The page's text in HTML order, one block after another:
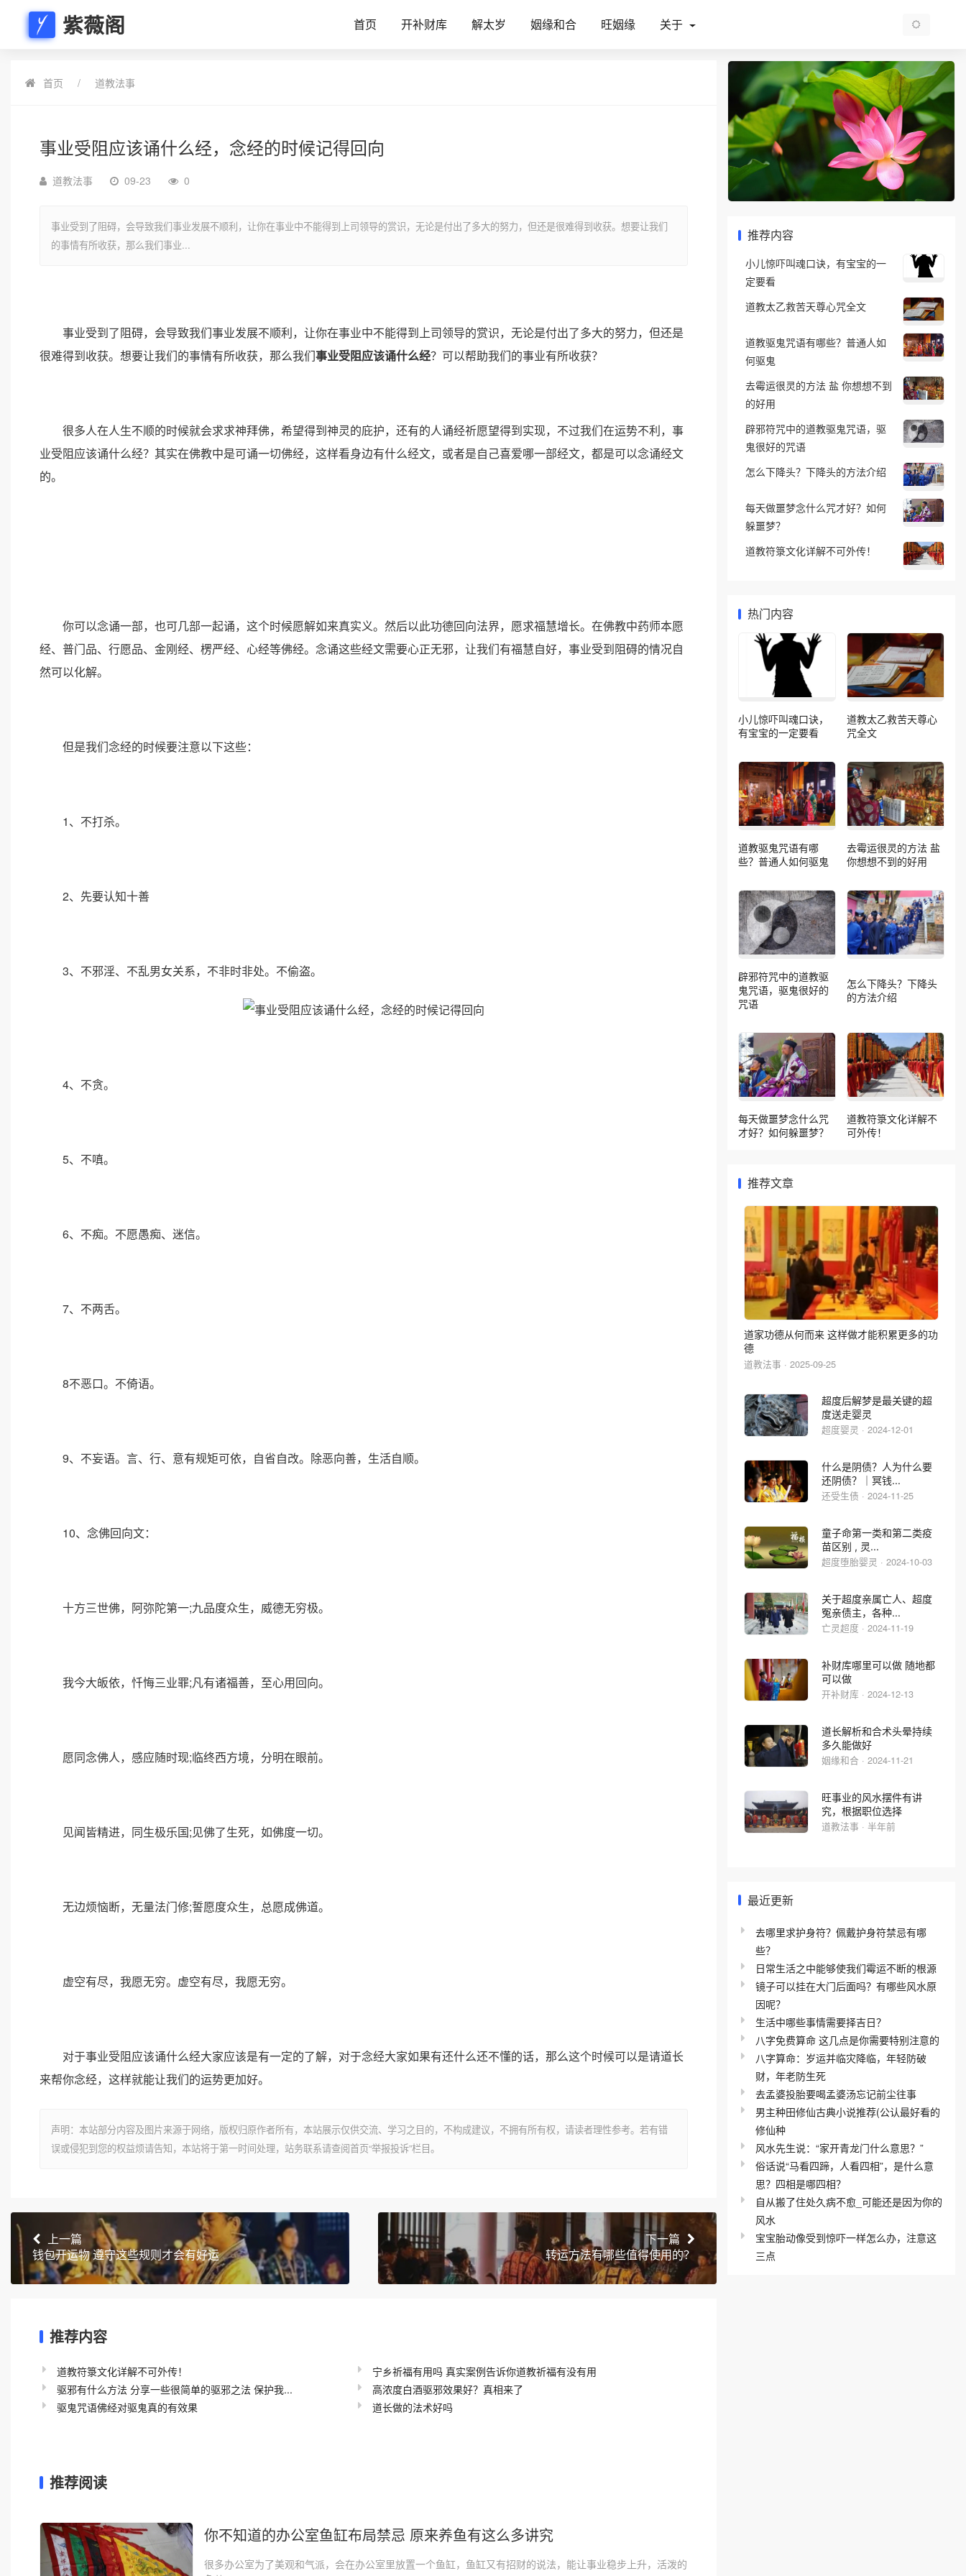
紫薇阁 首页 开补财库 解太岁 姻缘和合 旺姻缘 关于
首页 道教法事
事业受阻应该诵什么经，念经的时候记得回向
道教法事 09-23 0
事业受到了阻碍，会导致我们事业发展不顺利，让你在事业中不能得到上司领导的赏识，无论是付出了多大的努力，但还是很难得到收获。想要让我们
的事情有所收获，那么我们事业...
事业受到了阻碍，会导致我们事业发展不顺利，让你在事业中不能得到上司领导的赏识，无论是付出了多大的努力，但还是
很难得到收获。想要让我们的事情有所收获，那么我们事业受阻应该诵什么经？可以帮助我们的事业有所收获？
很多人在人生不顺的时候就会求求神拜佛，希望得到神灵的庇护，还有的人诵经祈愿望得到实现，不过我们在运势不利，事
业受阻应该诵什么经？其实在佛教中是可诵一切佛经，这样看身边有什么经文，或者是自己喜爱哪一部经文，都是可以念诵经文
的。
你可以念诵一部，也可几部一起诵，这个时候愿解如来真实义。然后以此功德回向法界，愿求福慧增长。在佛教中药师本愿
经、普门品、行愿品、金刚经、楞严经、心经等佛经。念诵这些经文需要心正无邪，让我们有福慧自好，事业受到阻碍的情况自
然可以化解。
但是我们念经的时候要注意以下这些：
1、不打杀。
2、先要认知十善
3、不邪淫、不乱男女关系，不非时非处。不偷盗。
4、不贪。
5、不嗔。
6、不痴。不愿愚痴、迷信。
7、不两舌。
8不恶口。不倚语。
9、不妄语。言、行、意有规矩可依，自省自改。除恶向善，生活自顺。
10、念佛回向文：
十方三世佛，阿弥陀第一;九品度众生，威德无穷极。
我今大皈依，忏悔三业罪;凡有诸福善，至心用回向。
愿同念佛人，感应随时现;临终西方境，分明在眼前。
见闻皆精进，同生极乐国;见佛了生死，如佛度一切。
无边烦恼断，无量法门修;誓愿度众生，总愿成佛道。
虚空有尽，我愿无穷。虚空有尽，我愿无穷。
对于事业受阻应该诵什么经大家应该是有一定的了解，对于念经大家如果有还什么还不懂的话，那么这个时候可以是请道长
来帮你念经，这样就能让我们的运势更加好。
声明：本站部分内容及图片来源于网络，版权归原作者所有，本站展示仅供交流、学习之目的，不构成建议，不拥有所有权，请读者理性参考。若有错
误或侵犯到您的权益烦请告知，本站将于第一时间处理，站务联系请查阅首页“举报投诉”栏目。
上一篇
钱包开运物 遵守这些规则才会有好运
下一篇
转运方法有哪些值得使用的？
推荐内容
道教符箓文化详解不可外传！
宁乡祈福有用吗 真实案例告诉你道教祈福有没有用
驱邪有什么方法 分享一些很简单的驱邪之法 保护我...
高浓度白酒驱邪效果好？真相来了
驱鬼咒语佛经对驱鬼真的有效果
道长做的法术好吗
推荐阅读
你不知道的办公室鱼缸布局禁忌 原来养鱼有这么多讲究
很多办公室为了美观和气派，会在办公室里放置一个鱼缸，鱼缸又有招财的说法，能让事业稳步上升，活泼的
推荐内容
小儿惊吓叫魂口诀，有宝宝的一
定要看
道教太乙救苦天尊心咒全文
道教驱鬼咒语有哪些？普通人如
何驱鬼
去霉运很灵的方法 盐 你想想不到
的好用
辟邪符咒中的道教驱鬼咒语，驱
鬼很好的咒语
怎么下降头？下降头的方法介绍
每天做噩梦念什么咒才好？如何
躲噩梦？
道教符箓文化详解不可外传！
热门内容
小儿惊吓叫魂口诀，
有宝宝的一定要看
道教太乙救苦天尊心
咒全文
道教驱鬼咒语有哪
些？普通人如何驱鬼
去霉运很灵的方法 盐
你想想不到的好用
辟邪符咒中的道教驱
鬼咒语，驱鬼很好的
咒语
怎么下降头？下降头
的方法介绍
每天做噩梦念什么咒
才好？如何躲噩梦？
道教符箓文化详解不
可外传！
推荐文章
道家功德从何而来 这样做才能积累更多的功
德
道教法事 · 2025-09-25
超度后解梦是最关键的超
度送走婴灵
超度婴灵 · 2024-12-01
什么是阴债？人为什么要
还阴债？｜冥钱...
还受生债 · 2024-11-25
童子命第一类和第二类疫
苗区别 , 灵...
超度堕胎婴灵 · 2024-10-03
关于超度亲属亡人、超度
冤亲债主，各种...
亡灵超度 · 2024-11-19
补财库哪里可以做 随地都
可以做
开补财库 · 2024-12-13
道长解析和合术头晕持续
多久能做好
姻缘和合 · 2024-11-21
旺事业的风水摆件有讲
究，根据职位选择
道教法事 · 半年前
最近更新
去哪里求护身符？佩戴护身符禁忌有哪
些？
日常生活之中能够使我们霉运不断的根源
镜子可以挂在大门后面吗？有哪些风水原
因呢？
生活中哪些事情需要择吉日？
八字免费算命 这几点是你需要特别注意的
八字算命：岁运并临灾降临，年轻防破
财，年老防生死
去孟婆投胎要喝孟婆汤忘记前尘往事
男主种田修仙古典小说推荐(公认最好看的
修仙种
风水先生说：“家开青龙门什么意思？”
俗话说“马看四蹄，人看四相”，是什么意
思？四相是哪四相？
自从搬了住处久病不愈_可能还是因为你的
风水
宝宝胎动像受到惊吓一样怎么办，注意这
三点